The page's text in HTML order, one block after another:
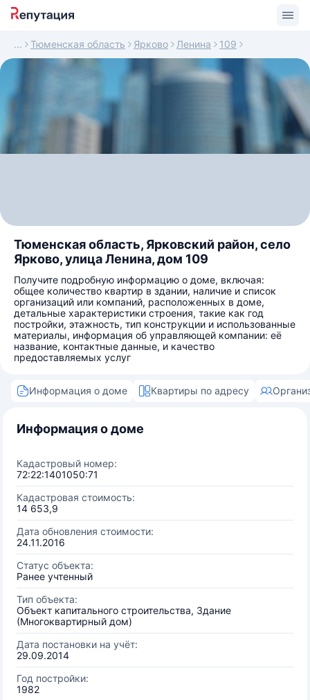
Тюменская область Ярково Ленина 109
Тюменская область, Ярковский район, село
Ярково, улица Ленина, дом 109
Получите подробную информацию о доме, включая:
общее количество квартир в здании, наличие и список
организаций или компаний, расположенных в доме,
детальные характеристики строения, такие как год
постройки, этажность, тип конструкции и использованные
материалы, информация об управляющей компании: её
название, контактные данные, и качество
предоставляемых услуг
Информация о доме Квартиры по адресу
Информация о доме
Кадастровый номер:
72:22:1401050:71
Кадастровая стоимость:
14 653,9
Дата обновления стоимости:
24.11.2016
Статус объекта:
Ранее учтенный
Тип объекта:
Объект капитального строительства, Здание
(Многоквартирный дом)
Дата постановки на учёт:
29.09.2014
Год постройки:
1982